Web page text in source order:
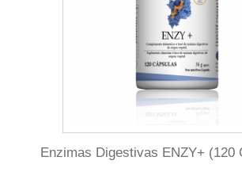
Enzimas Digestivas ENZY+ (120